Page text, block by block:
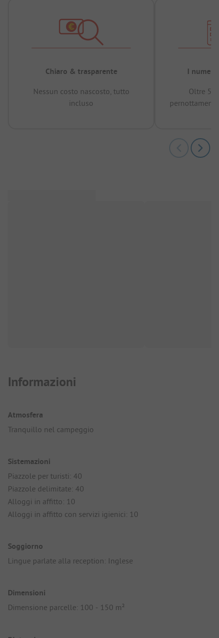
Chiaro & trasparente
Nessun costo nascosto, tutto
incluso
I numeri
Oltre
Informazioni
Atmosfera
Tranquillo nel campeggio
Sistemazioni
Piazzole per turisti: 40
Piazzole delimitate: 40
Alloggi in affitto: 10
Alloggi in affitto con servizi igienici: 10
Soggiorno
Lingue parlate alla reception: Inglese
Dimensioni
Dimensione parcelle: 100 - 150 m²